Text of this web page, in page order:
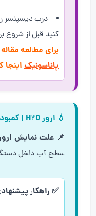
درب دیسپنسر
کنید قبل از شروع
برای مطالعه مقاله
پاناسونیک اینجا
💧 ارور H2O | کمبود آب هنگام شستشو
📌 علت نمایش
سطح آب داخل
✅ راهکار